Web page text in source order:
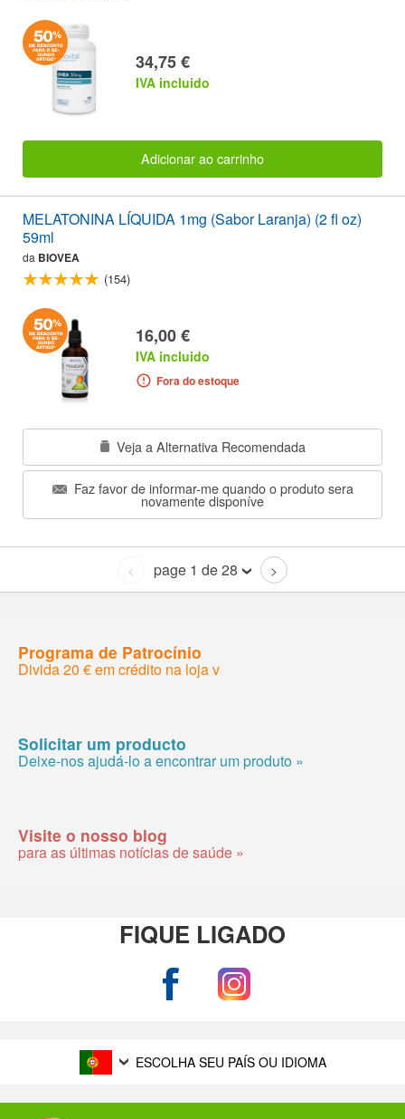
34,75 €
IVA incluido
Adicionar ao carrinho
MELATONINA LÍQUIDA 1mg (Sabor Laranja) (2 fl oz)
59ml
da BIOVEA
(154)
16,00 €
IVA incluido
Fora do estoque
Veja a Alternativa Recomendada
Faz favor de informar-me quando o produto sera
novamente disponíve
< page 1 de 28 >
Programa de Patrocínio
Divida 20 € em crédito na loja v
Solicitar um producto
Deixe-nos ajudá-lo a encontrar um produto »
Visite o nosso blog
para as últimas notícias de saúde »
FIQUE LIGADO
ESCOLHA SEU PAÍS OU IDIOMA